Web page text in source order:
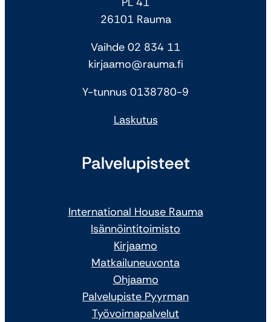
26101 Rauma
Vaihde 02 834 11
kirjaamo@rauma.fi
Y-tunnus 0138780-9
Laskutus
Palvelupisteet
International House Rauma
Isännöintitoimisto
Kirjaamo
Matkailuneuvonta
Ohjaamo
Palvelupiste Pyyrman
Työvoimapalvelut